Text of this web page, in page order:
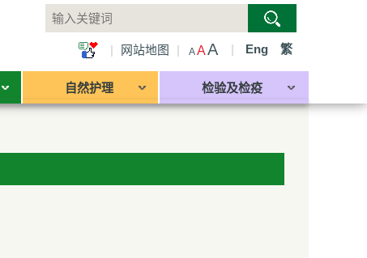
| 网站地图 | AAA | Eng 繁
自然护理 检验及检疫